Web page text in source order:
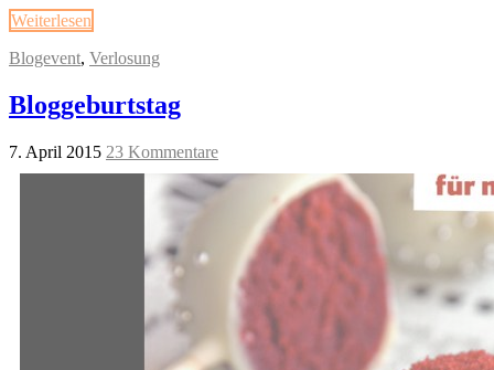
Weiterlesen
Blogevent, Verlosung
Bloggeburtstag
7. April 2015 23 Kommentare